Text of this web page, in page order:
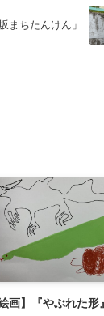
まちたんけん」
絵画】『やぶれた形』